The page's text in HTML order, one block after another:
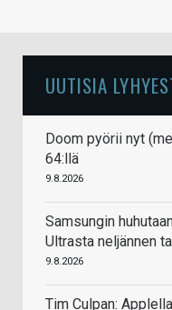
UUTISIA
Doom pyörii nyt
64:llä
9.8.2026
Samsungin
Ultrasta neljännen
9.8.2026
Tim Culpan: